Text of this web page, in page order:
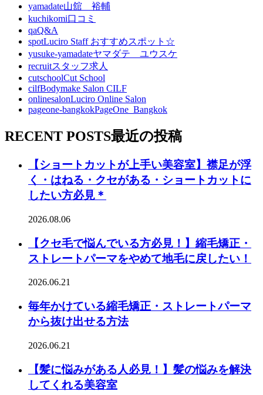
yamadate山舘 裕輔
kuchikomi口コミ
qaQ&A
spotLuciro Staff おすすめスポット☆
yusuke-yamadateヤマダテ ユウスケ
recruitスタッフ求人
cutschoolCut School
cilfBodymake Salon CILF
onlinesalonLuciro Online Salon
pageone-bangkokPageOne_Bangkok
RECENT POSTS最近の投稿
【ショートカットが上手い美容室】襟足が浮
く・はねる・クセがある・ショートカットに
したい方必見＊
2026.08.06
【クセ毛で悩んでいる方必見！】縮毛矯正・
ストレートパーマをやめて地毛に戻したい！
2026.06.21
毎年かけている縮毛矯正・ストレートパーマ
から抜け出せる方法
2026.06.21
【髪に悩みがある人必見！】髪の悩みを解決
してくれる美容室